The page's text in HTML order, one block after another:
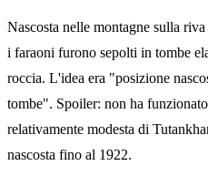
Nascosta nelle montagne sulla
i faraoni furono sepolti in tombe
roccia. L'idea era "posizione
tombe". Spoiler: non ha
relativamente modesta di
nascosta fino al 1922.